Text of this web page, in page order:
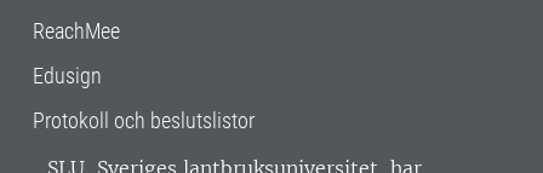
ReachMee
Edusign
Protokoll och beslutslistor
SLU, Sveriges lantbruksuniversitet, har